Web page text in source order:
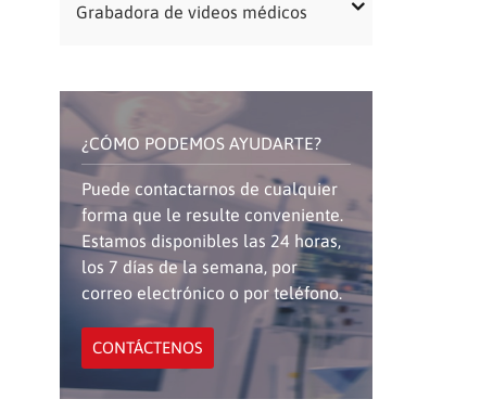
Grabadora de videos médicos
¿CÓMO PODEMOS AYUDARTE?
Puede contactarnos de cualquier
forma que le resulte conveniente.
Estamos disponibles las 24 horas,
los 7 días de la semana, por
correo electrónico o por teléfono.
CONTÁCTENOS